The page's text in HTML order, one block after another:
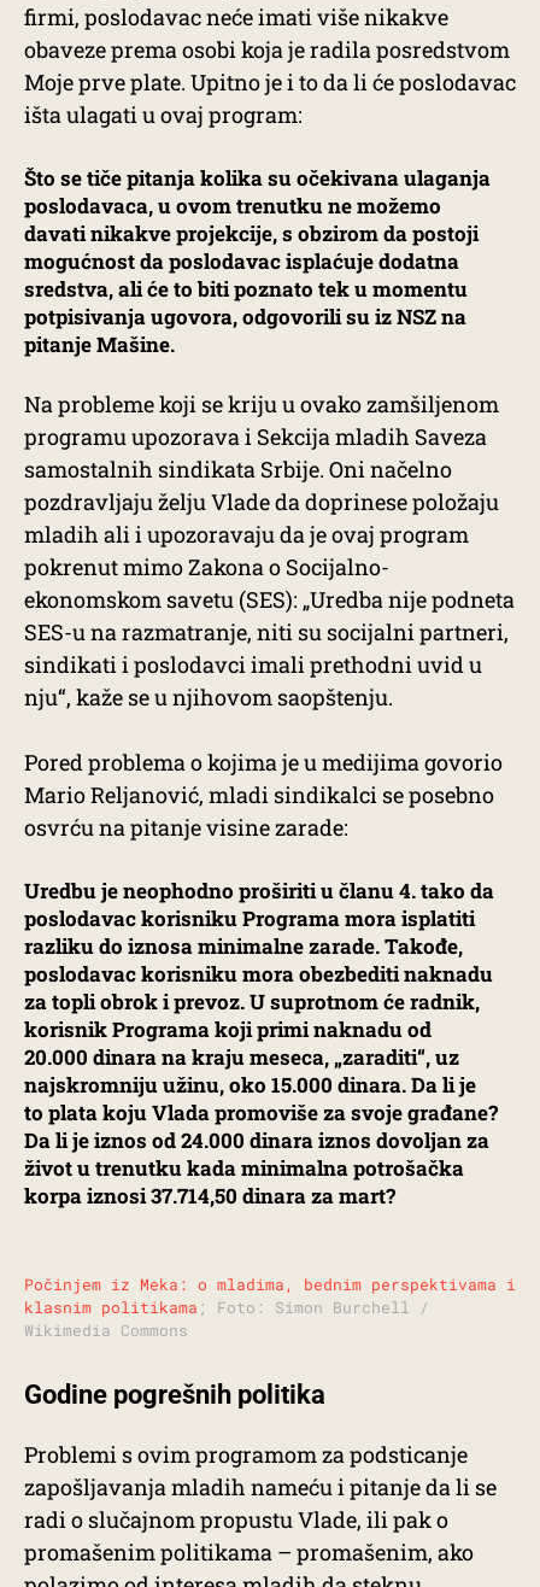
firmi, poslodavac neće imati više nikakve
obaveze prema osobi koja je radila posredstvom
Moje prve plate. Upitno je i to da li će poslodavac
išta ulagati u ovaj program:
Što se tiče pitanja kolika su očekivana ulaganja
poslodavaca, u ovom trenutku ne možemo
davati nikakve projekcije, s obzirom da postoji
mogućnost da poslodavac isplaćuje dodatna
sredstva, ali će to biti poznato tek u momentu
potpisivanja ugovora, odgovorili su iz NSZ na
pitanje Mašine.
Na probleme koji se kriju u ovako zamšiljenom
programu upozorava i Sekcija mladih Saveza
samostalnih sindikata Srbije. Oni načelno
pozdravljaju želju Vlade da doprinese položaju
mladih ali i upozoravaju da je ovaj program
pokrenut mimo Zakona o Socijalno-
ekonomskom savetu (SES): „Uredba nije podneta
SES-u na razmatranje, niti su socijalni partneri,
sindikati i poslodavci imali prethodni uvid u
nju“, kaže se u njihovom saopštenju.
Pored problema o kojima je u medijima govorio
Mario Reljanović, mladi sindikalci se posebno
osvrću na pitanje visine zarade:
Uredbu je neophodno proširiti u članu 4. tako da
poslodavac korisniku Programa mora isplatiti
razliku do iznosa minimalne zarade. Takođe,
poslodavac korisniku mora obezbediti naknadu
za topli obrok i prevoz. U suprotnom će radnik,
korisnik Programa koji primi naknadu od
20.000 dinara na kraju meseca, „zaraditi“, uz
najskromniju užinu, oko 15.000 dinara. Da li je
to plata koju Vlada promoviše za svoje građane?
Da li je iznos od 24.000 dinara iznos dovolјan za
život u trenutku kada minimalna potrošačka
korpa iznosi 37.714,50 dinara za mart?
Počinjem iz Meka: o mladima, bednim perspektivama i
klasnim politikama ; Foto: Simon Burchell /
Wikimedia Commons
Godine pogrešnih politika
Problemi s ovim programom za podsticanje
zapošljavanja mladih nameću i pitanje da li se
radi o slučajnom propustu Vlade, ili pak o
promašenim politikama – promašenim, ako